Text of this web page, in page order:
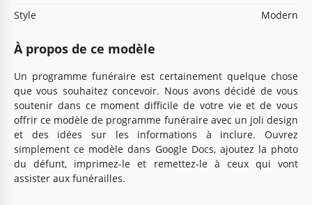
Style
Modern
À propos de ce modèle
Un programme funéraire est certainement quelque chose
que vous souhaitez concevoir. Nous avons décidé de vous
soutenir dans ce moment difficile de votre vie et de vous
offrir ce modèle de programme funéraire avec un joli design
et des idées sur les informations à inclure. Ouvrez
simplement ce modèle dans Google Docs, ajoutez la photo
du défunt, imprimez-le et remettez-le à ceux qui vont
assister aux funérailles.